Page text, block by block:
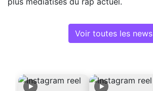
Voir toutes les news